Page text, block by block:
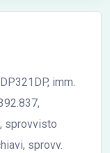
imm.
sprovvisto
sprovv.